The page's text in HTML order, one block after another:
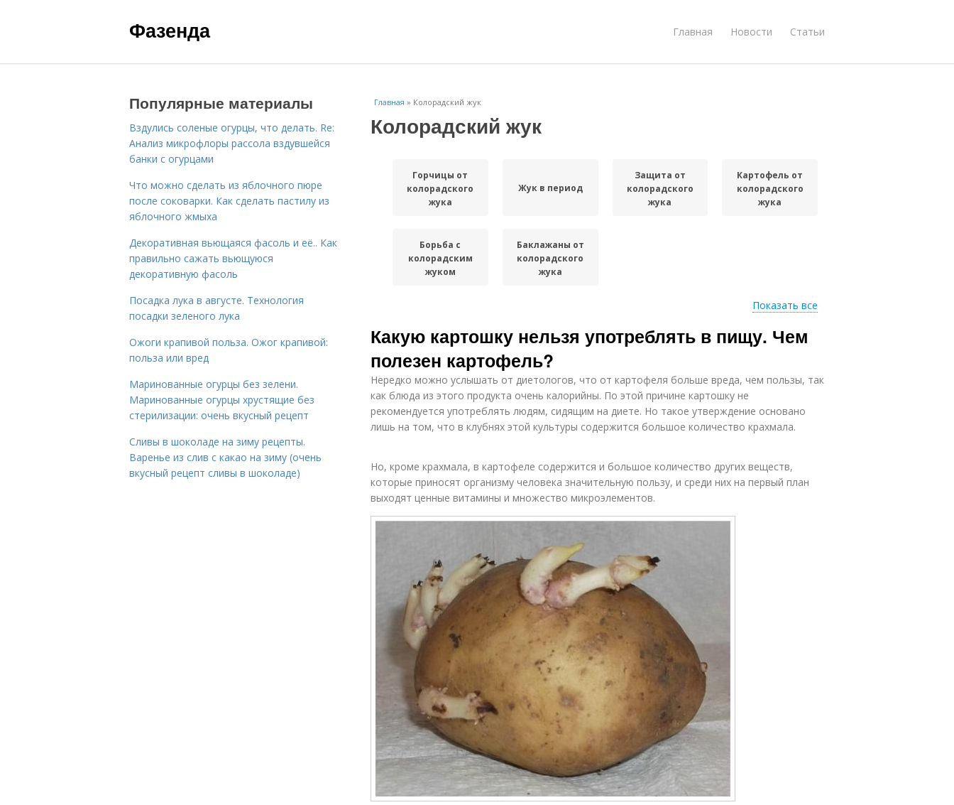
Фазенда Главная Новости Статьи
Главная » Колорадский жук
Колорадский жук
Горчицы от
колорадского
жука
Жук в период
Защита от
колорадского
жука
Картофель от
колорадского
жука
Борьба с
колорадским
жуком
Баклажаны от
колорадского
жука
Показать все
Какую картошку нельзя употреблять в пищу. Чем
полезен картофель?
Нередко можно услышать от диетологов, что от картофеля больше вреда, чем пользы, так
как блюда из этого продукта очень калорийны. По этой причине картошку не
рекомендуется употреблять людям, сидящим на диете. Но такое утверждение основано
лишь на том, что в клубнях этой культуры содержится большое количество крахмала.
Но, кроме крахмала, в картофеле содержится и большое количество других веществ,
которые приносят организму человека значительную пользу, и среди них на первый план
выходят ценные витамины и множество микроэлементов.
Популярные материалы
Вздулись соленые огурцы, что делать. Re:
Анализ микрофлоры рассола вздувшейся
банки с огурцами
Что можно сделать из яблочного пюре
после соковарки. Как сделать пастилу из
яблочного жмыха
Декоративная вьющаяся фасоль и её.. Как
правильно сажать вьющуюся
декоративную фасоль
Посадка лука в августе. Технология
посадки зеленого лука
Ожоги крапивой польза. Ожог крапивой:
польза или вред
Маринованные огурцы без зелени.
Маринованные огурцы хрустящие без
стерилизации: очень вкусный рецепт
Сливы в шоколаде на зиму рецепты.
Варенье из слив с какао на зиму (очень
вкусный рецепт сливы в шоколаде)